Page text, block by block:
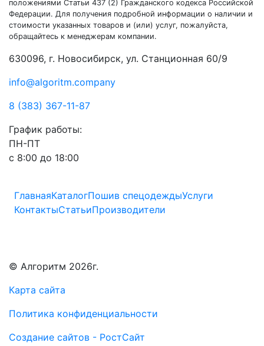
положениями Статьи 437 (2) Гражданского кодекса Российской
Федерации. Для получения подробной информации о наличии и
стоимости указанных товаров и (или) услуг, пожалуйста,
обращайтесь к менеджерам компании.
630096, г. Новосибирск, ул. Станционная 60/9
info@algoritm.company
8 (383) 367-11-87
График работы:
ПН-ПТ
с 8:00 до 18:00
ГлавнаяКаталогПошив спецодеждыУслуги
КонтактыСтатьиПроизводители
© Алгоритм 2026г.
Карта сайта
Политика конфиденциальности
Создание сайтов - РостСайт